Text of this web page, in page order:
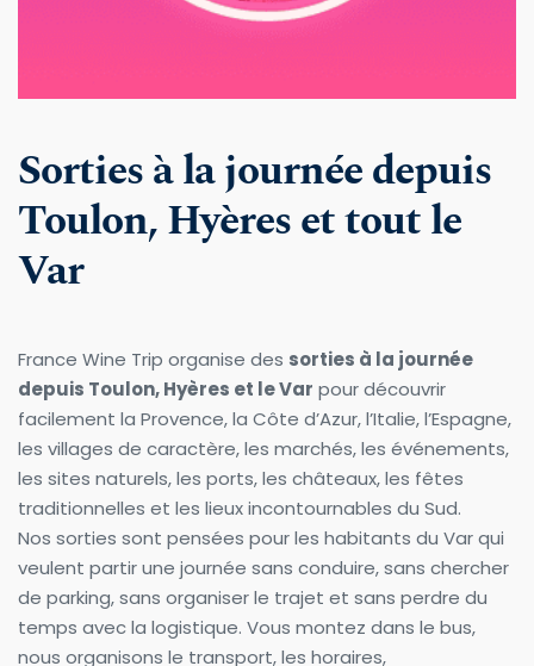
Sorties à la journée depuis
Toulon, Hyères et tout le
Var
France Wine Trip organise des sorties à la journée
depuis Toulon, Hyères et le Var pour découvrir
facilement la Provence, la Côte d’Azur, l’Italie, l’Espagne,
les villages de caractère, les marchés, les événements,
les sites naturels, les ports, les châteaux, les fêtes
traditionnelles et les lieux incontournables du Sud.
Nos sorties sont pensées pour les habitants du Var qui
veulent partir une journée sans conduire, sans chercher
de parking, sans organiser le trajet et sans perdre du
temps avec la logistique. Vous montez dans le bus,
nous organisons le transport, les horaires,